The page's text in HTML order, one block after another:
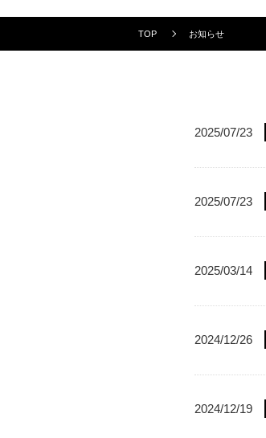
TOP お知らせ
2025/07/23
2025/07/23
2025/03/14
2024/12/26
2024/12/19